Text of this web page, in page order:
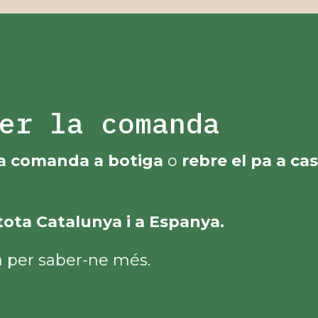
la comanda
comanda a botiga o rebre el pa a
Catalunya i a Espanya.
per saber-ne més.